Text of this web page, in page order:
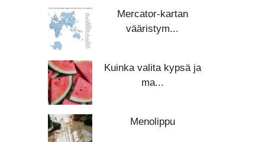
Mercator-kartan
vääristym...
Kuinka valita kypsä ja
ma...
Menolippu